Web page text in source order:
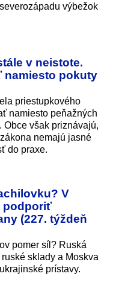
výbežok
v neistote.
namiesto pokuty
priestupkového
namiesto peňažných
však priznávajú,
nemajú jasné
do praxe.
V
podporiť
(227. týždeň
pomer síl? Ruská
sklady a Moskva
prístavy.